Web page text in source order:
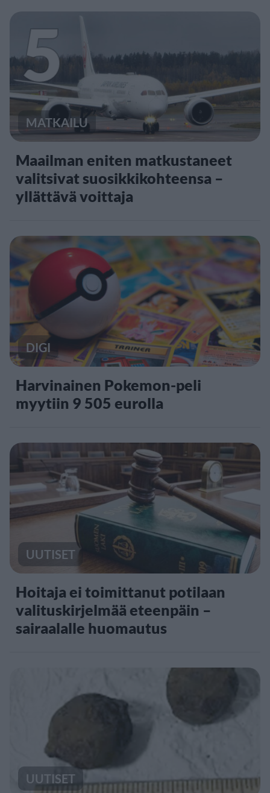
5
MATKAILU
Maailman eniten matkustaneet
valitsivat suosikkikohteensa –
yllättävä voittaja
DIGI
Harvinainen Pokemon-peli
myytiin 9 505 eurolla
UUTISET
Hoitaja ei toimittanut potilaan
valituskirjelmää eteenpäin –
sairaalalle huomautus
UUTISET